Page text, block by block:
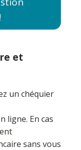
et
un chéquier
ligne. En cas
sans vous